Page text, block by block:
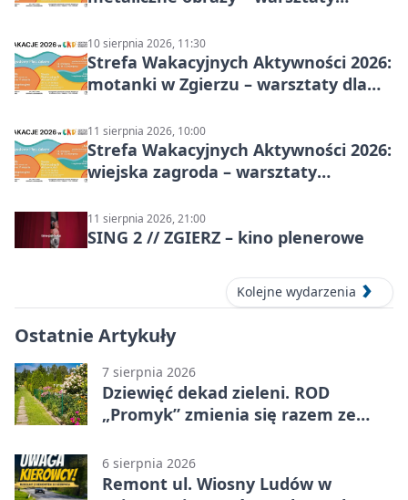
10 sierpnia 2026, 11:30
Strefa Wakacyjnych Aktywności 2026:
motanki w Zgierzu – warsztaty dla
11 sierpnia 2026, 10:00
Strefa Wakacyjnych Aktywności 2026:
wiejska zagroda – warsztaty
11 sierpnia 2026, 21:00
SING 2 // ZGIERZ – kino plenerowe
Kolejne wydarzenia
Ostatnie Artykuły
7 sierpnia 2026
Dziewięć dekad zieleni. ROD
„Promyk” zmienia się razem ze
6 sierpnia 2026
Remont ul. Wiosny Ludów w